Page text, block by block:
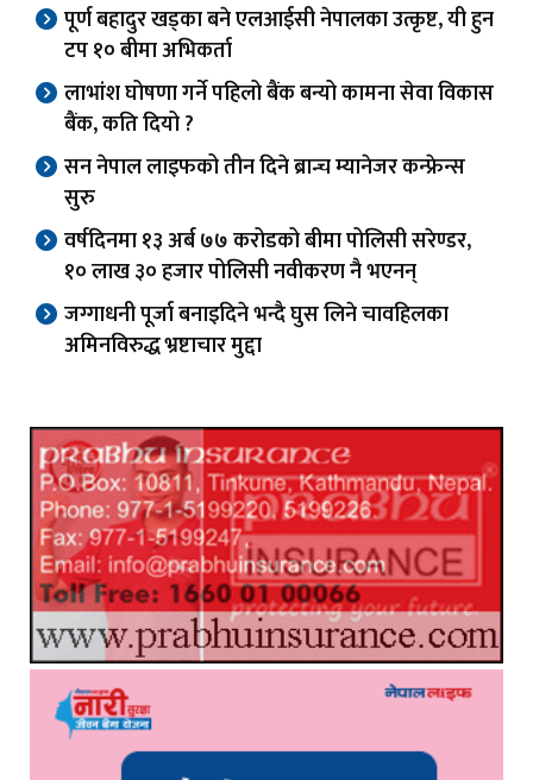
पूर्ण बहादुर खड्का बने एलआईसी नेपालका उत्कृष्ट, यी हुन
टप १० बीमा अभिकर्ता
लाभांश घोषणा गर्ने पहिलो बैंक बन्यो कामना सेवा विकास
बैंक, कति दियो ?
सन नेपाल लाइफको तीन दिने ब्रान्च म्यानेजर कन्फ्रेन्स
सुरु
वर्षदिनमा १३ अर्ब ७७ करोडको बीमा पोलिसी सरेण्डर,
१० लाख ३० हजार पोलिसी नवीकरण नै भएनन्
जग्गाधनी पूर्जा बनाइदिने भन्दै घुस लिने चावहिलका
अमिनविरुद्ध भ्रष्टाचार मुद्दा